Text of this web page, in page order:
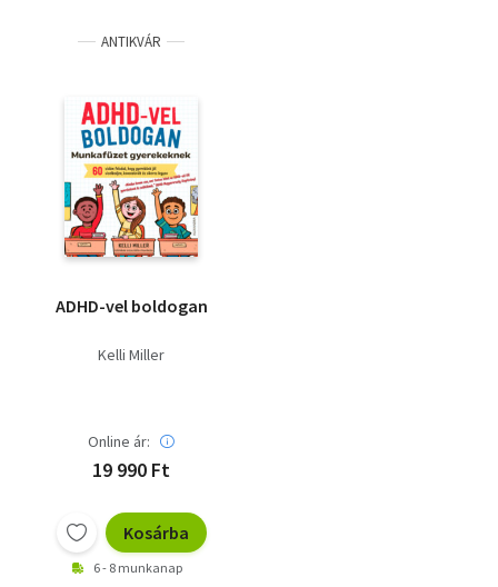
ANTIKVÁR
ADHD-vel boldogan
Kelli Miller
Online ár:
19 990 Ft
Kosárba
6 - 8 munkanap